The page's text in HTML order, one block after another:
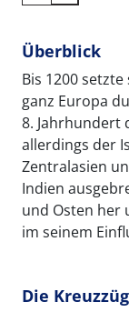
Überblick
Bis 1200
ganz Europa
8. Jahrhundert
allerdings der
Zentralasien
Indien
und Osten her
im seinem
Die